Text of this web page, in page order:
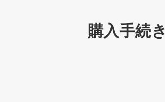
購入手続き